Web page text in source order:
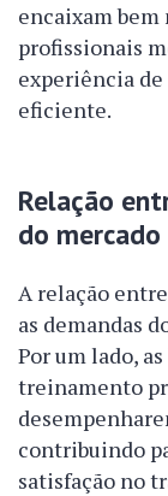
encaixam bem
profissionais
experiência
eficiente.
Relação
do
A relação
as demandas
Por um lado,
treinamento
contribuindo
satisfação no